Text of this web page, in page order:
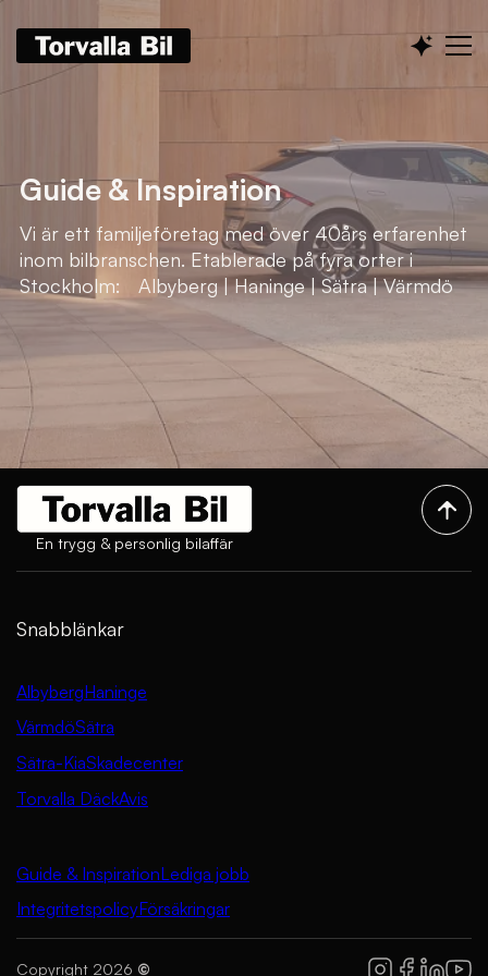
Guide & Inspiration
Vi är ett familjeföretag med över 40års erfarenhet
inom bilbranschen. Etablerade på fyra orter i
Stockholm: Albyberg | Haninge | Sätra | Värmdö
En trygg & personlig bilaffär
Snabblänkar
AlbybergHaninge
VärmdöSätra
Sätra-KiaSkadecenter
Torvalla DäckAvis
Guide & InspirationLediga jobb
IntegritetspolicyFörsäkringar
Copyright 2026 ©